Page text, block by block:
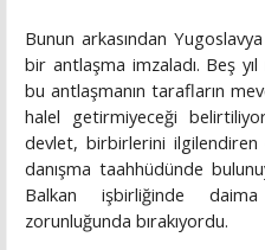
Bunun arkasından
bir antlaşma imzaladı. Beş
bu antlaşmanın tarafların
halel getirmiyeceği
devlet, birbirlerini
danışma taahhüdünde
Balkan işbirliğinde
zorunluğunda bırakıyordu.